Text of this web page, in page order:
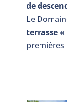
de
Le
terrasse «
premières